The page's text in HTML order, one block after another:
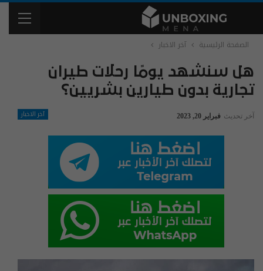
الصفحة الرئيسية آخر الاخبار
هل سنشهد يومًا رحلات طيران
تجارية بدون طيارين بشريين؟
آخر الاخبار آخر تحديث فبراير 20, 2023